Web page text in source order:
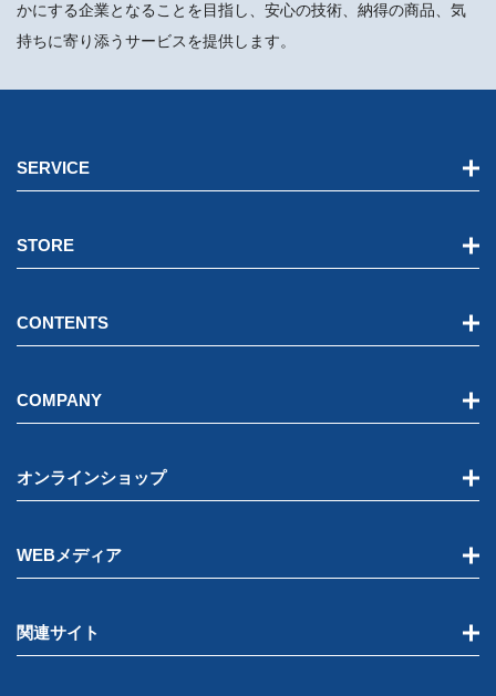
かにする企業となることを目指し、安心の技術、納得の商品、気
持ちに寄り添うサービスを提供します。
SERVICE
STORE
CONTENTS
COMPANY
オンラインショップ
WEBメディア
関連サイト